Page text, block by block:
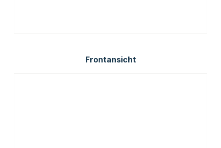
Frontansicht